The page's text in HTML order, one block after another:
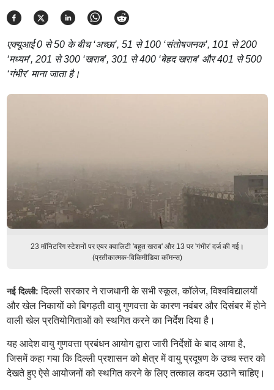
एक्यूआई 0 से 50 के बीच ‘अच्छा’, 51 से 100 ‘संतोषजनक’, 101 से 200
‘मध्यम’, 201 से 300 ‘खराब’, 301 से 400 ‘बेहद खराब’ और 401 से 500
‘गंभीर’ माना जाता है।
23 मॉनिटरिंग स्टेशनों पर एयर क्वालिटी 'बहुत खराब' और 13 पर 'गंभीर' दर्ज की गई।
(प्रतीकात्मक-विकिमीडिया कॉमन्स)
नई दिल्ली: दिल्ली सरकार ने राजधानी के सभी स्कूल, कॉलेज, विश्वविद्यालयों
और खेल निकायों को बिगड़ती वायु गुणवत्ता के कारण नवंबर और दिसंबर में होने
वाली खेल प्रतियोगिताओं को स्थगित करने का निर्देश दिया है।
यह आदेश वायु गुणवत्ता प्रबंधन आयोग द्वारा जारी निर्देशों के बाद आया है,
जिसमें कहा गया कि दिल्ली प्रशासन को क्षेत्र में वायु प्रदूषण के उच्च स्तर को
देखते हुए ऐसे आयोजनों को स्थगित करने के लिए तत्काल कदम उठाने चाहिए।